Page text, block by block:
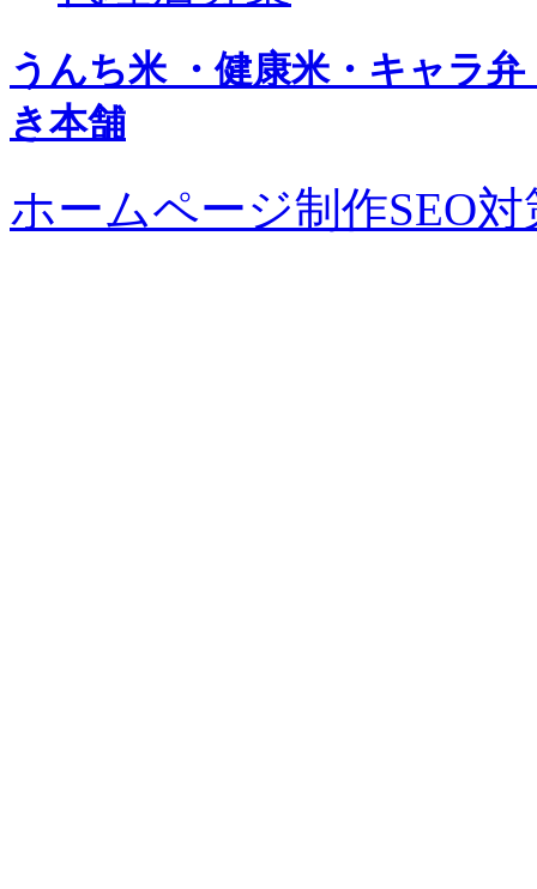
うんち米 ・健康米・キャラ
き本舗
ホームページ制作SEO